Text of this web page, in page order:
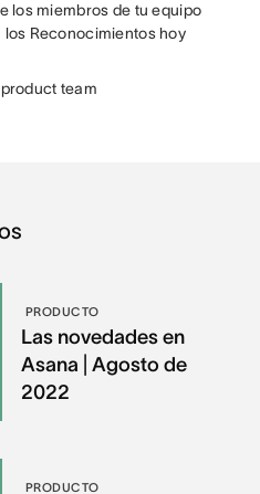
los miembros de tu equipo
Reconocimientos hoy
team
PRODUCTO
Las novedades en
Asana | Agosto de
2022
PRODUCTO